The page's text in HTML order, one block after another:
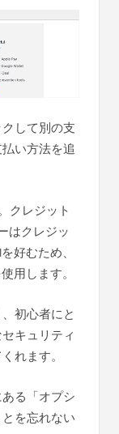
して別の支
い方法を追
クレジット
はクレジッ
好むため、
用します。
初心者にと
キュリティ
れます。
る「オプシ
を忘れない